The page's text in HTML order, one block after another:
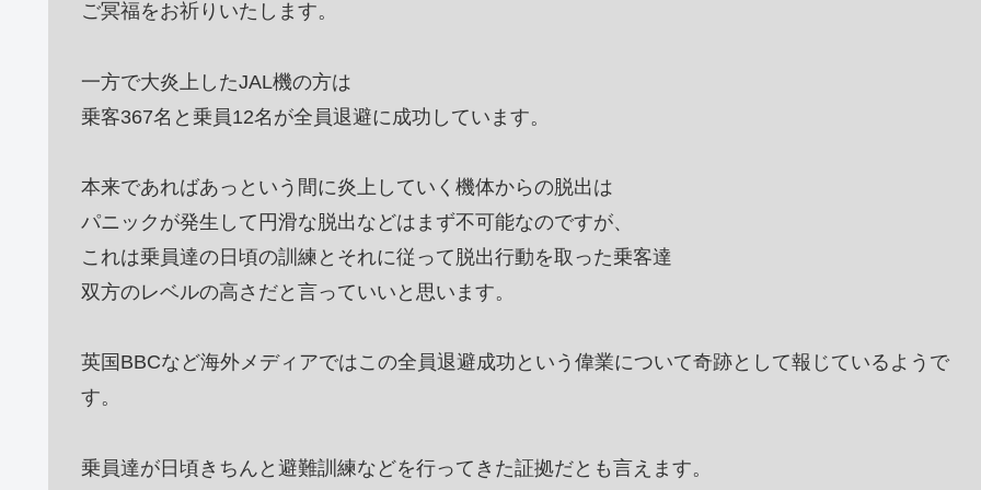
ご冥福をお祈りいたします。
一方で大炎上したJAL機の方は
乗客367名と乗員12名が全員退避に成功しています。
本来であればあっという間に炎上していく機体からの脱出は
パニックが発生して円滑な脱出などはまず不可能なのですが、
これは乗員達の日頃の訓練とそれに従って脱出行動を取った乗客達
双方のレベルの高さだと言っていいと思います。
英国BBCなど海外メディアではこの全員退避成功という偉業について奇跡として報じているようで
す。
乗員達が日頃きちんと避難訓練などを行ってきた証拠だとも言えます。